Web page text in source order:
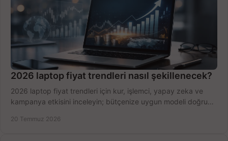
2026 laptop fiyat trendleri nasıl şekillenecek?
2026 laptop fiyat trendleri için kur, işlemci, yapay zeka ve
kampanya etkisini inceleyin; bütçenize uygun modeli doğru
20 Temmuz 2026